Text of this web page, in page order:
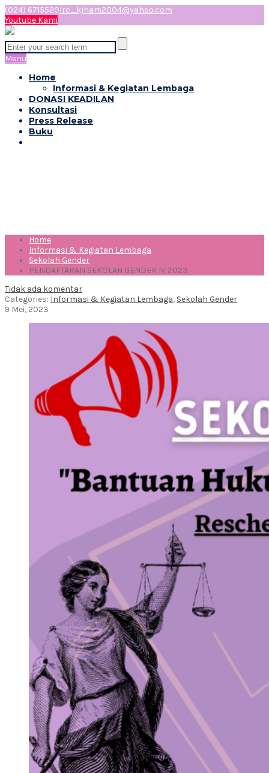
(024) 6715520lrc_kjham2004@yahoo.com
Youtube Kami
Menu
Home
Informasi & Kegiatan Lembaga
DONASI KEADILAN
Konsultasi
Press Release
Buku
Home
Informasi & Kegiatan Lembaga
Sekolah Gender
PENDAFTARAN SEKOLAH GENDER IV 2023
Tidak ada komentar
Categories: Informasi & Kegiatan Lembaga, Sekolah Gender
9 Mei, 2023